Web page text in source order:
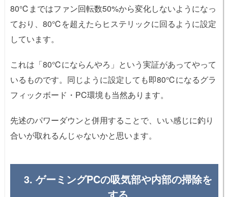
80℃まではファン回転数50%から変化しないようになっ
ており、80℃を超えたらヒステリックに回るように設定
しています。
これは「80℃にならんやろ」という実証があってやって
いるものです。同じように設定しても即80℃になるグラ
フィックボード・PC環境も当然あります。
先述のパワーダウンと併用することで、いい感じに釣り
合いが取れるんじゃないかと思います。
3. ゲーミングPCの吸気部や内部の掃除を